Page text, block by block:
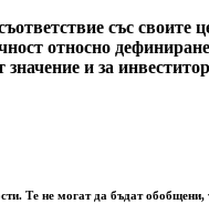
със
относно
и за
Те не могат да бъдат